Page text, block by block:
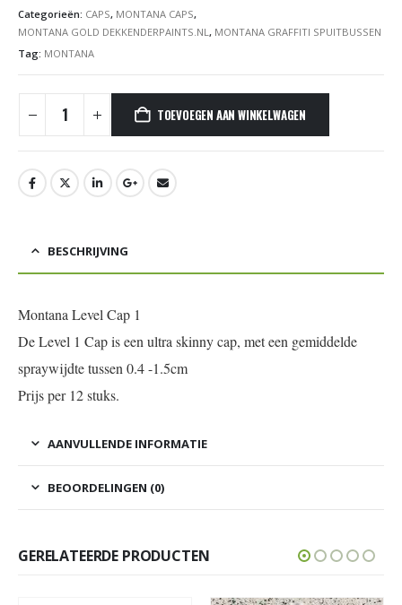
Categorieën: CAPS, MONTANA CAPS,
MONTANA GOLD DEKKENDERPAINTS.NL , MONTANA GRAFFITI SPUITBUSSEN
Tag: MONTANA
TOEVOEGEN AAN WINKELWAGEN
BESCHRIJVING
Montana Level Cap 1
De Level 1 Cap is een ultra skinny cap, met een gemiddelde
spraywijdte tussen 0.4 -1.5cm
Prijs per 12 stuks.
AANVULLENDE INFORMATIE
BEOORDELINGEN (0)
GERELATEERDE PRODUCTEN